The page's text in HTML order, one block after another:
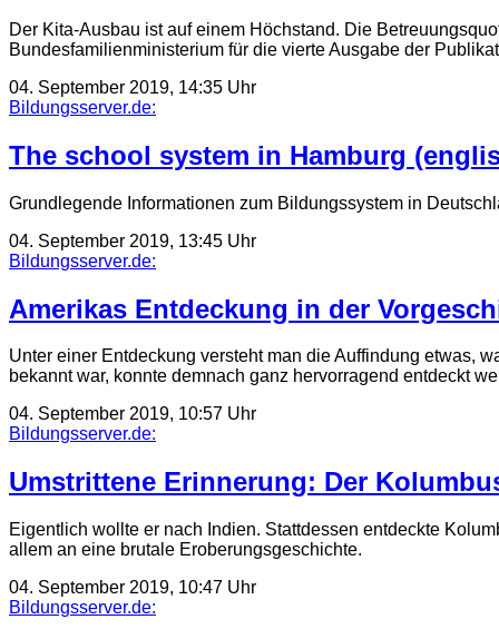
Der Kita-Ausbau ist auf einem Höchstand. Die
Bundesfamilienministerium für die vierte Ausgabe der
04. September 2019, 14:35 Uhr
Bildungsserver.de:
The school system in Hamburg
Grundlegende Informationen zum Bildungssystem in
04. September 2019, 13:45 Uhr
Bildungsserver.de:
Amerikas Entdeckung in der
Unter einer Entdeckung versteht man die Auffindung etwas,
bekannt war, konnte demnach ganz hervorragend entdeckt
04. September 2019, 10:57 Uhr
Bildungsserver.de:
Umstrittene Erinnerung: Der
Eigentlich wollte er nach Indien. Stattdessen entdeckte
allem an eine brutale Eroberungsgeschichte.
04. September 2019, 10:47 Uhr
Bildungsserver.de: